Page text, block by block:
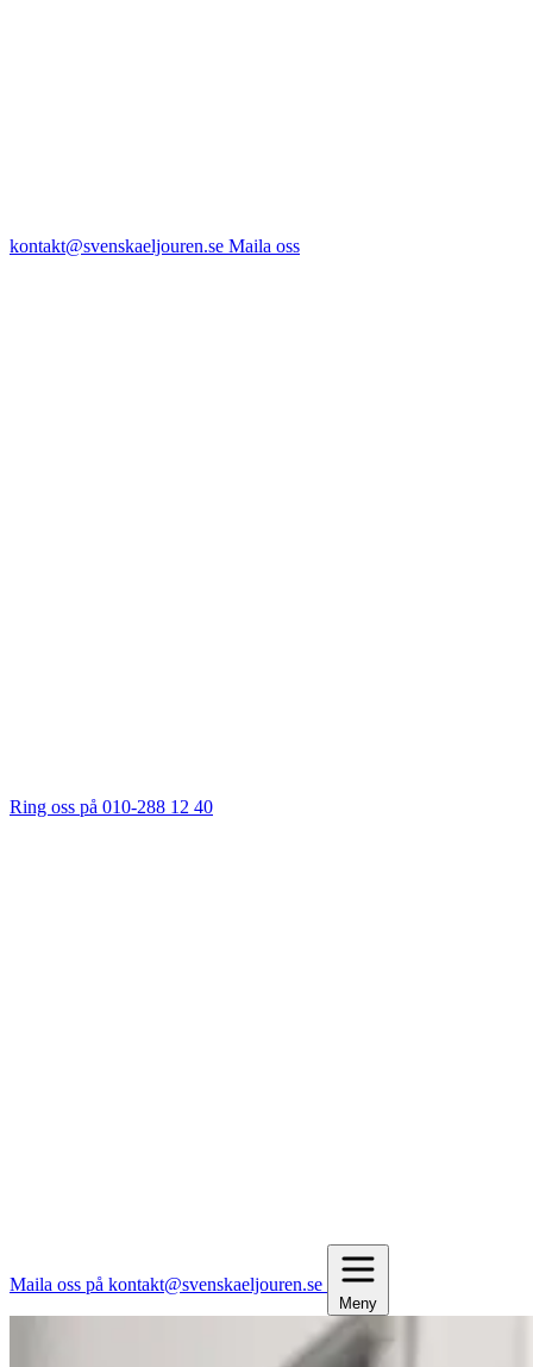
kontakt@svenskaeljouren.se Maila oss
Ring oss på 010-288 12 40
Maila oss på kontakt@svenskaeljouren.se
Meny